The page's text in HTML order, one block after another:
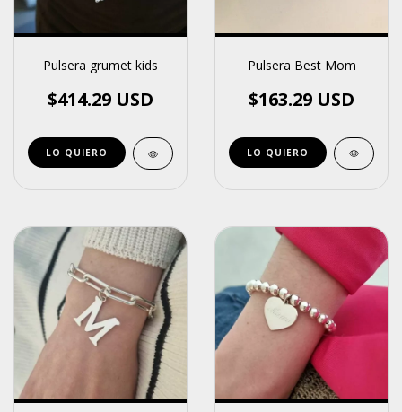
Pulsera grumet kids
$414.29 USD
LO QUIERO
Pulsera Best Mom
$163.29 USD
LO QUIERO